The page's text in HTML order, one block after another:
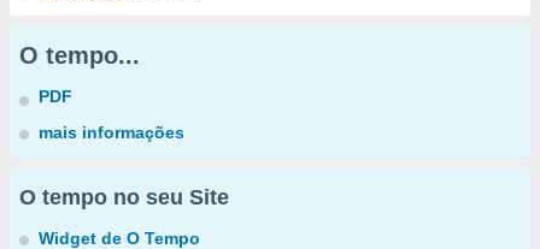
O tempo...
PDF
mais informações
O tempo no seu Site
Widget de O Tempo